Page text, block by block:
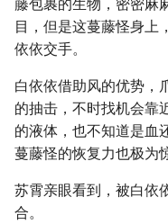
藤包裹的生物，密密麻
目，但是这蔓藤怪身上
依依交手。
白依依借助风的优势，
的抽击，不时找机会靠
的液体，也不知道是血
蔓藤怪的恢复力也极为
苏霄亲眼看到，被白依
合。